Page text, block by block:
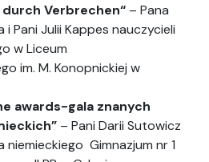
Verbrechen“ – Pana
i Pani Julii Kappes nauczycieli
w Liceum
im. M. Konopnickiej w
awards-gala znanych
– Pani Darii Sutowicz
niemieckiego Gimnazjum nr 1